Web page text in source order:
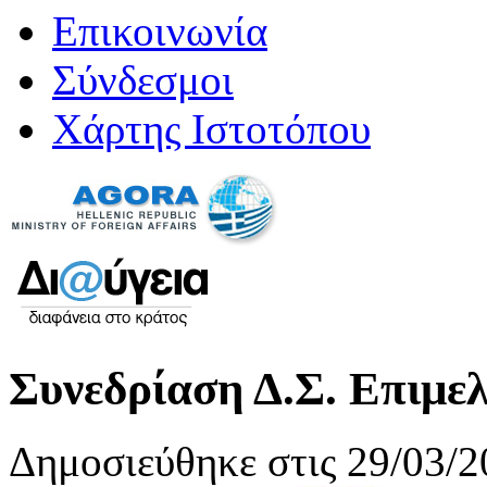
Επικοινωνία
Σύνδεσμοι
Χάρτης Ιστοτόπου
Συνεδρίαση Δ.Σ.
Δημοσιεύθηκε στις 29/03/